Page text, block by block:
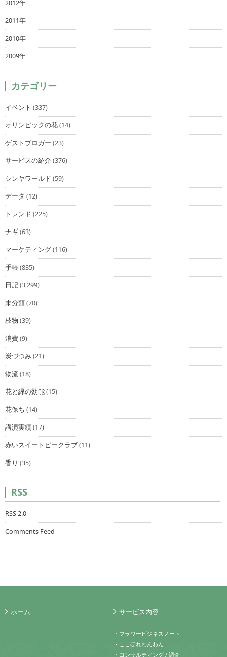
2012年
2011年
2010年
2009年
カテゴリー
イベント (337)
オリンピックの花(14)
ゲストブロガー (23)
サービスの紹介(376)
シンヤワールド (59)
データ (12)
トレンド (225)
ナギ(63)
マーケティング(116)
手帳(835)
日記(3,299)
未分類(70)
枝物 (39)
消費(9)
炭づつみ(21)
物流(18)
花と緑の効能(15)
花保ち (14)
講演実績(17)
赤いスイートピークラブ(11)
香り (35)
RSS
RSS 2.0
Comments Feed
ホーム サービス内容
・フラワービジネスノート
・ここほれわんわん
・コンサルティング / 調査